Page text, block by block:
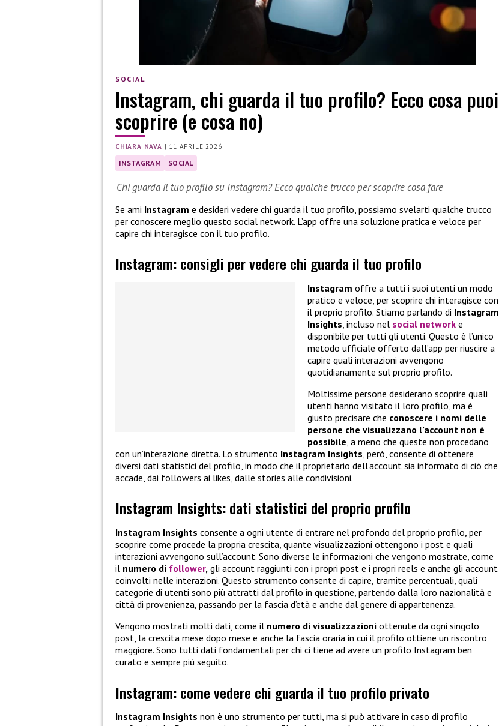
SOCIAL
Instagram, chi guarda il tuo profilo? Ecco cosa puoi
scoprire (e cosa no)
CHIARA NAVA | 11 APRILE 2026
INSTAGRAM SOCIAL
Chi guarda il tuo profilo su Instagram? Ecco qualche trucco per scoprire cosa fare
Se ami Instagram e desideri vedere chi guarda il tuo profilo, possiamo svelarti qualche trucco
per conoscere meglio questo social network. L’app offre una soluzione pratica e veloce per
capire chi interagisce con il tuo profilo.
Instagram: consigli per vedere chi guarda il tuo profilo
Instagram offre a tutti i suoi utenti un modo
pratico e veloce, per scoprire chi interagisce con
il proprio profilo. Stiamo parlando di Instagram
Insights, incluso nel social network e
disponibile per tutti gli utenti. Questo è l’unico
metodo ufficiale offerto dall’app per riuscire a
capire quali interazioni avvengono
quotidianamente sul proprio profilo.
Moltissime persone desiderano scoprire quali
utenti hanno visitato il loro profilo, ma è
giusto precisare che conoscere i nomi delle
persone che visualizzano l’account non è
possibile, a meno che queste non procedano
con un’interazione diretta. Lo strumento Instagram Insights, però, consente di ottenere
diversi dati statistici del profilo, in modo che il proprietario dell’account sia informato di ciò che
accade, dai followers ai likes, dalle stories alle condivisioni.
Instagram Insights: dati statistici del proprio profilo
Instagram Insights consente a ogni utente di entrare nel profondo del proprio profilo, per
scoprire come procede la propria crescita, quante visualizzazioni ottengono i post e quali
interazioni avvengono sull’account. Sono diverse le informazioni che vengono mostrate, come
il numero di follower, gli account raggiunti con i propri post e i propri reels e anche gli account
coinvolti nelle interazioni. Questo strumento consente di capire, tramite percentuali, quali
categorie di utenti sono più attratti dal profilo in questione, partendo dalla loro nazionalità e
città di provenienza, passando per la fascia d’età e anche dal genere di appartenenza.
Vengono mostrati molti dati, come il numero di visualizzazioni ottenute da ogni singolo
post, la crescita mese dopo mese e anche la fascia oraria in cui il profilo ottiene un riscontro
maggiore. Sono tutti dati fondamentali per chi ci tiene ad avere un profilo Instagram ben
curato e sempre più seguito.
Instagram: come vedere chi guarda il tuo profilo privato
Instagram Insights non è uno strumento per tutti, ma si può attivare in caso di profilo